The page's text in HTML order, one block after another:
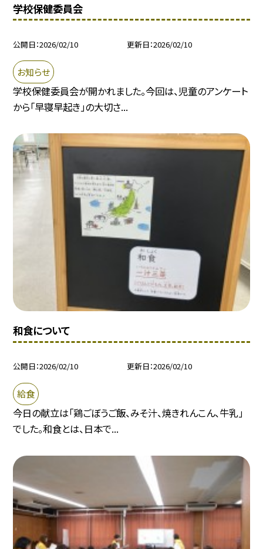
学校保健委員会
公開日 2026/02/10 更新日 2026/02/10
お知らせ
学校保健委員会が開かれました。今回は、児童のアンケート
から「早寝早起き」の大切さ...
和食について
公開日 2026/02/10 更新日 2026/02/10
給食
今日の献立は「鶏ごぼうご飯、みそ汁、焼きれんこん、牛乳」
でした。和食とは、日本で...